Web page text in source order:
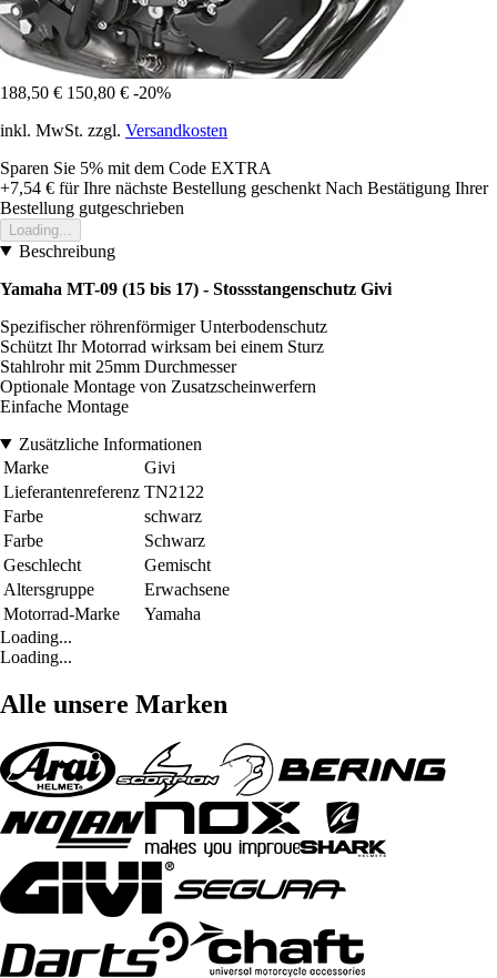
188,50 € 150,80 € -20%
inkl. MwSt. zzgl. Versandkosten
Sparen Sie 5% mit dem Code EXTRA
+7,54 € für Ihre nächste Bestellung geschenkt Nach Bestätigung Ihrer
Bestellung gutgeschrieben
Loading...
Beschreibung
Yamaha MT-09 (15 bis 17) - Stossstangenschutz Givi
Spezifischer röhrenförmiger Unterbodenschutz
Schützt Ihr Motorrad wirksam bei einem Sturz
Stahlrohr mit 25mm Durchmesser
Optionale Montage von Zusatzscheinwerfern
Einfache Montage
Zusätzliche Informationen
Marke
Givi
Lieferantenreferenz TN2122
Farbe
schwarz
Farbe
Schwarz
Geschlecht
Gemischt
Altersgruppe
Erwachsene
Motorrad-Marke
Yamaha
Loading...
Loading...
Alle unsere Marken